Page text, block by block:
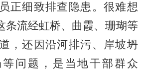
正细致排查隐患。很难想
条流经虹桥、曲霞、珊瑚等
，还因沿河排污、岸坡坍
问题，是当地干部群众